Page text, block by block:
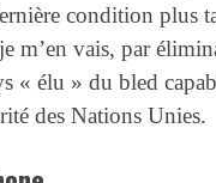
condition plus
m’en vais, par
« élu » du bled
des Nations Unies.